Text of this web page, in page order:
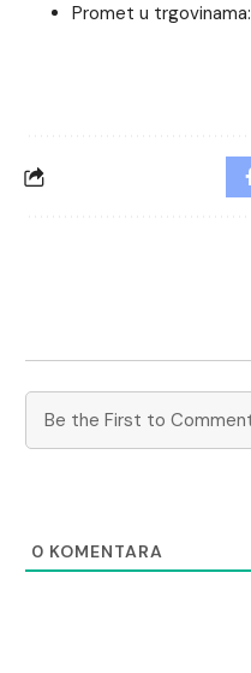
Promet u trgovinama:
0 KOMENTARA